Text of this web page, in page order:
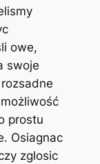
owe,
swoje
prostu
Osiagnac
zglosic